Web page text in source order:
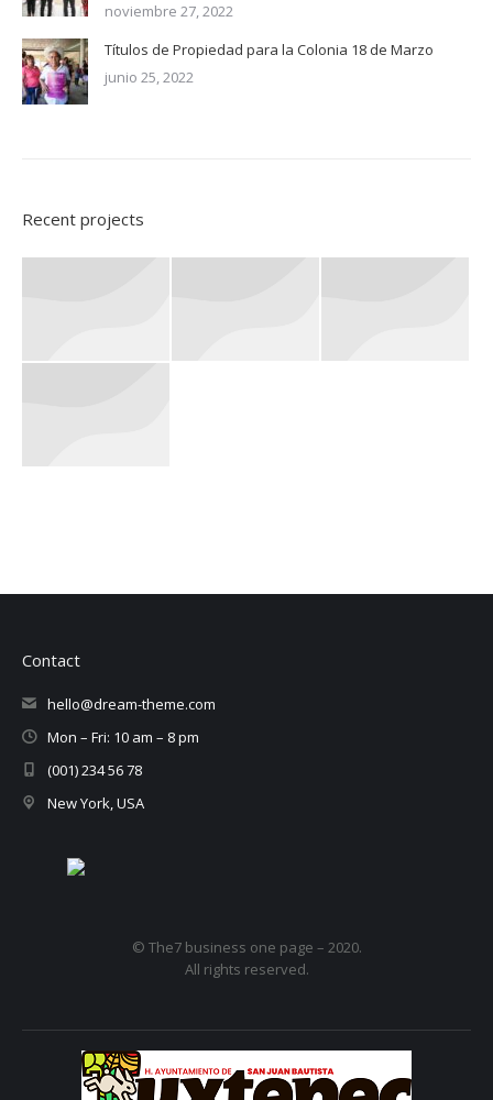
noviembre 27, 2022
Títulos de Propiedad para la Colonia 18 de Marzo
junio 25, 2022
Recent projects
Contact
hello@dream-theme.com
Mon – Fri: 10 am – 8 pm
(001) 234 56 78
New York, USA
© The7 business one page – 2020.
All rights reserved.